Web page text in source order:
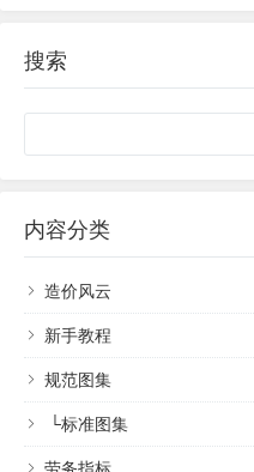
搜索
内容分类
造价风云
新手教程
规范图集
└标准图集